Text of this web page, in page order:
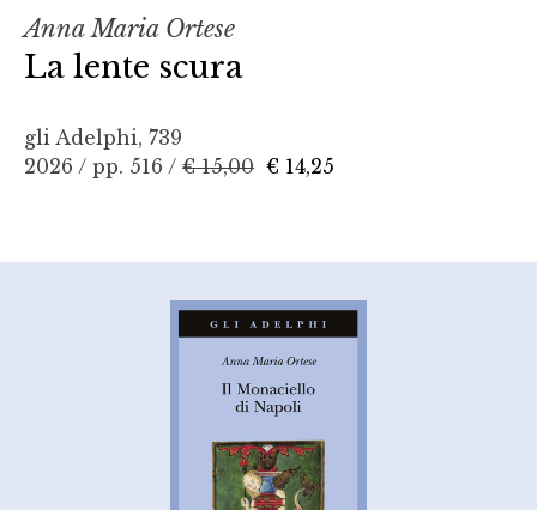
Anna Maria Ortese
La lente scura
gli Adelphi, 739
2026 / pp. 516 / € 15,00 € 14,25